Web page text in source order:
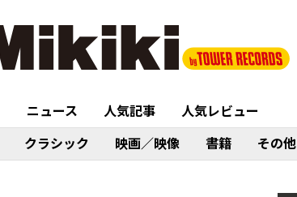
ニュース 人気記事
人気レビュー
クラシック 映画／映像 書籍 その他